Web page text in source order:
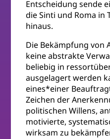
Entscheidung sende
die Sinti und Roma
hinaus.
Die Bekämpfung von
keine abstrakte
beliebig in
ausgelagert werden
eines*einer
Zeichen der
politischen Willens,
motivierte,
wirksam zu